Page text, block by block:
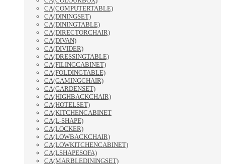
CA(COMPUTERTABLE)
CA(DININGSET)
CA(DININGTABLE)
CA(DIRECTORCHAIR)
CA(DIVAN)
CA(DIVIDER)
CA(DRESSINGTABLE)
CA(FILINGCABINET)
CA(FOLDINGTABLE)
CA(GAMINGCHAIR)
CA(GARDENSET)
CA(HIGHBACKCHAIR)
CA(HOTELSET)
CA(KITCHENCABINET
CA(L-SHAPE)
CA(LOCKER)
CA(LOWBACKCHAIR)
CA(LOWKITCHENCABINET)
CA(LSHAPESOFA)
CA(MARBLEDININGSET)